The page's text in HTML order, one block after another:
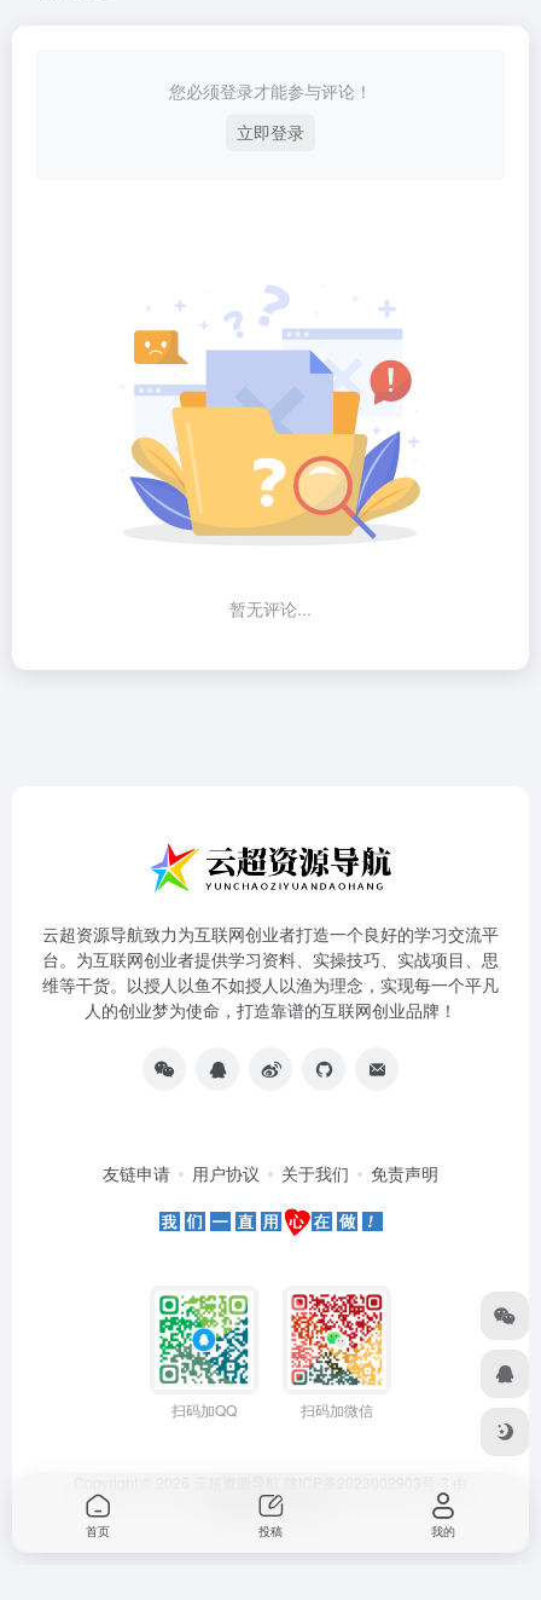
您必须登录才能参与评论！
立即登录
暂无评论...
云超资源导航致力为互联网创业者打造一个良好的学习交流平
台。为互联网创业者提供学习资料、实操技巧、实战项目、思
维等干货。以授人以鱼不如授人以渔为理念，实现每一个平凡
人的创业梦为使命，打造靠谱的互联网创业品牌！
友链申请 用户协议 关于我们 免责声明
扫码加QQ 扫码加微信
OneNav强力驱动
首页 投稿 我的